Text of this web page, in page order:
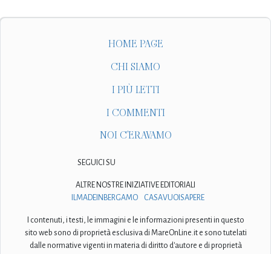
HOME PAGE
CHI SIAMO
I PIÙ LETTI
I COMMENTI
NOI C'ERAVAMO
SEGUICI SU
ALTRE NOSTRE INIZIATIVE EDITORIALI
ILMADEINBERGAMO
CASAVUOISAPERE
I contenuti, i testi, le immagini e le informazioni presenti in questo
sito web sono di proprietà esclusiva di MareOnLine.it e sono tutelati
dalle normative vigenti in materia di diritto d'autore e di proprietà